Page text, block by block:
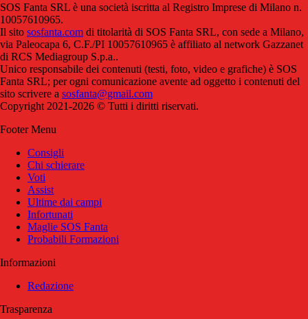
SOS Fanta SRL è una società iscritta al Registro Imprese di Milano n.
10057610965.
Il sito sosfanta.com di titolarità di SOS Fanta SRL, con sede a Milano,
via Paleocapa 6, C.F./PI 10057610965 è affiliato al network Gazzanet
di RCS Mediagroup S.p.a..
Unico responsabile dei contenuti (testi, foto, video e grafiche) è SOS
Fanta SRL; per ogni comunicazione avente ad oggetto i contenuti del
sito scrivere a sosfanta@gmail.com
Copyright 2021-2026 © Tutti i diritti riservati.
Footer Menu
Consigli
Chi schierare
Voti
Assist
Ultime dai campi
Infortunati
Maglie SOS Fanta
Probabili Formazioni
Informazioni
Redazione
Trasparenza